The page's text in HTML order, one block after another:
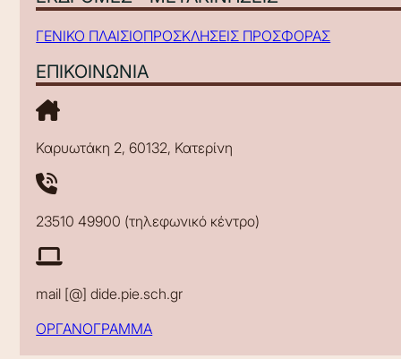
ΓΕΝΙΚΟ ΠΛΑΙΣΙΟΠΡΟΣΚΛΗΣΕΙΣ ΠΡΟΣΦΟΡΑΣ
ΕΠΙΚΟΙΝΩΝΙΑ
Καρυωτάκη 2, 60132, Κατερίνη
23510 49900 (τηλεφωνικό κέντρο)
mail [@] dide.pie.sch.gr
ΟΡΓΑΝΟΓΡΑΜΜΑ